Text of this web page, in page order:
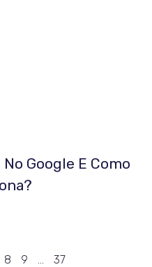
Google E Como
8 9 … 37